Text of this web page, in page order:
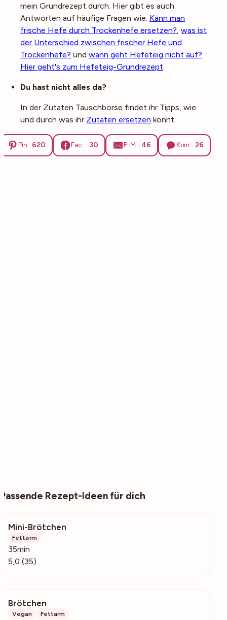
mein Grundrezept durch. Hier gibt es auch
Antworten auf häufige Fragen wie: Kann man
frische Hefe durch Trockenhefe ersetzen? was ist
der Unterschied zwischen frischer Hefe und
Trockenhefe? und wann geht Hefeteig nicht auf?
Hier geht's zum Hefeteig-Grundrezept
Du hast nicht alles da?
In der Zutaten Tauschbörse findet ihr Tipps, wie
und durch was ihr Zutaten ersetzen könnt.
620 30 46 26
Passende Rezept-Ideen für dich
Mini-Brötchen
Fettarm
35min
5,0 (35)
Brötchen
Vegan Fettarm